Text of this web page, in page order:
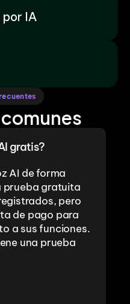
por IA
gratis?
AI de forma
prueba gratuita
pero
de pago para
a sus funciones.
una prueba